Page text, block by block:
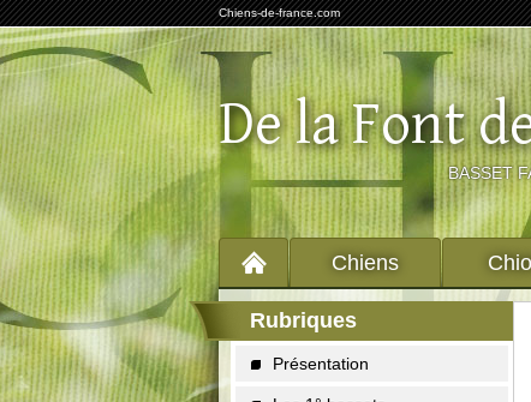
Chiens-de-france.com
De la Font
BASSET
Chiens
Rubriques
Présentation